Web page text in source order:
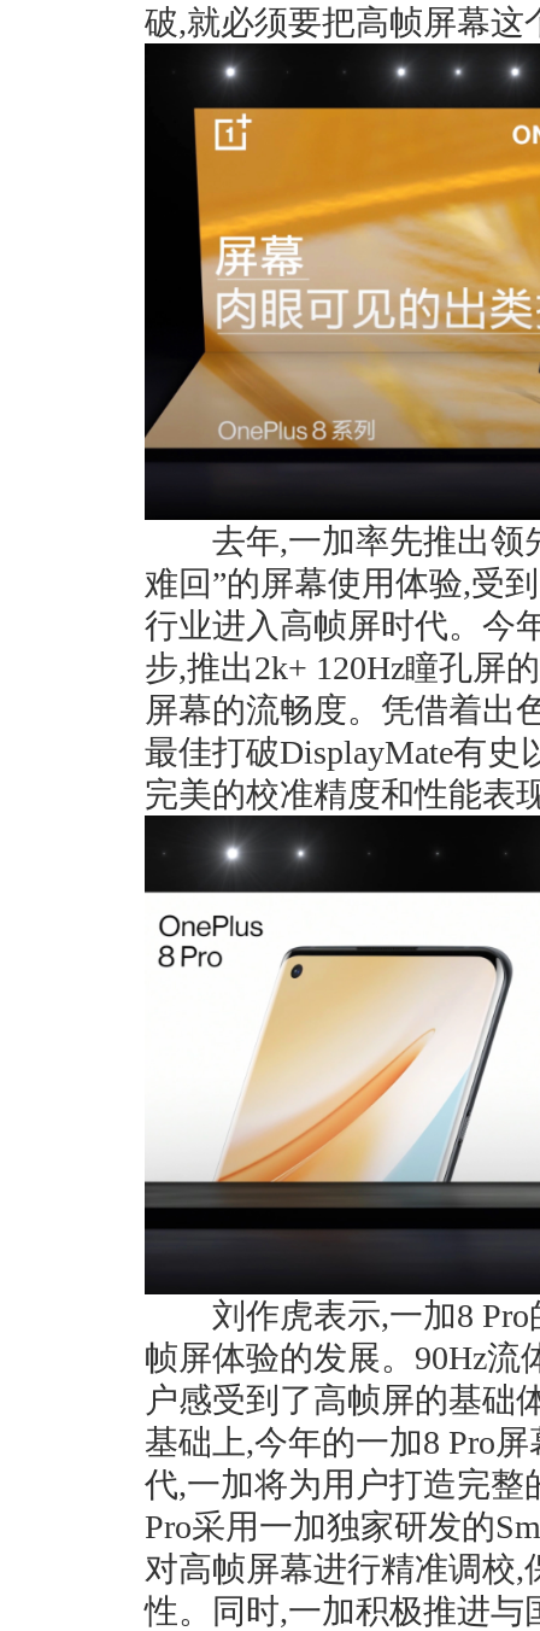
破,就必须要把⾼帧屏幕这
去年,一加率先推出领
难回”的屏幕使用体验,受
行业进入高帧屏时代。今
步,推出2k+ 120Hz瞳孔屏
屏幕的流畅度。凭借着出
最佳打破DisplayMate有
完美的校准精度和性能表
刘作虎表示,一加8 Pro
帧屏体验的发展。90Hz
户感受到了高帧屏的基础
基础上,今年的一加8 Pro
代,一加将为用户打造完整
Pro采用一加独家研发的
对高帧屏幕进行精准调校
性。同时,一加积极推进